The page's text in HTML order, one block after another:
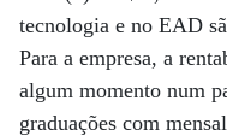
tecnologia e no EAD
Para a empresa, a
algum momento num
graduações com